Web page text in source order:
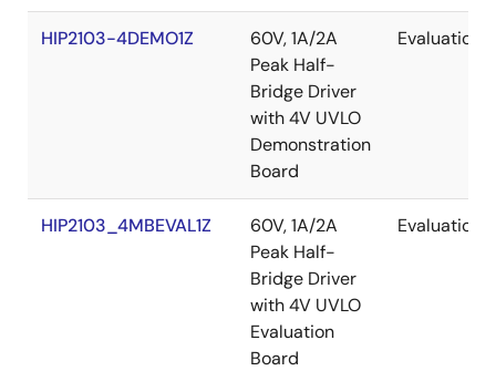
HIP2103-4DEMO1Z
60V, 1A/2A
Peak Half-
Bridge Driver
with 4V UVLO
Demonstration
Board
Evaluation
HIP2103_4MBEVAL1Z
60V, 1A/2A
Peak Half-
Bridge Driver
with 4V UVLO
Evaluation
Board
Evaluation